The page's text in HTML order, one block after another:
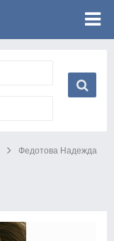
Федотова Надежда